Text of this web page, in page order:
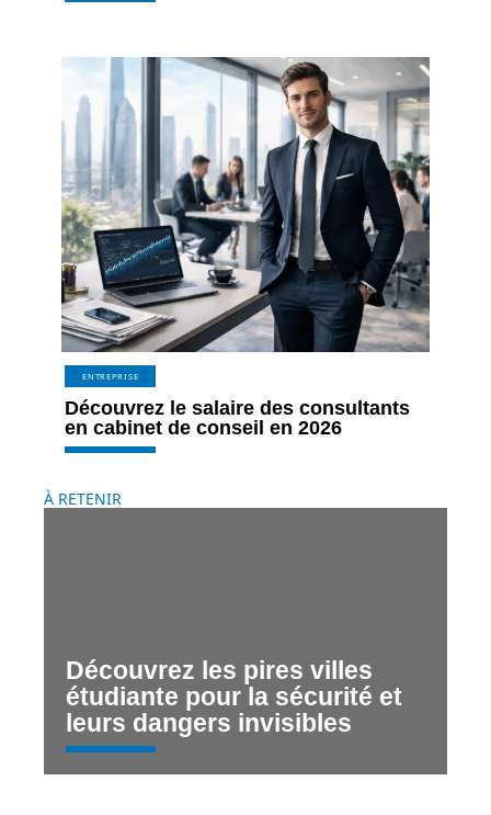
ENTREPRISE
Découvrez le salaire des consultants
en cabinet de conseil en 2026
À RETENIR
Découvrez les pires villes
étudiante pour la sécurité et
leurs dangers invisibles